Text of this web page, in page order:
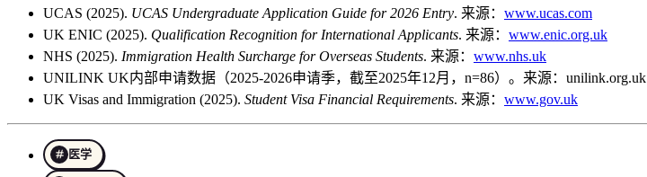
UCAS (2025). UCAS Undergraduate Application Guide for 2026 Entry. 来源： www.ucas.com
UK ENIC (2025). Qualification Recognition for International Applicants. 来源： www.enic.org.uk
NHS (2025). Immigration Health Surcharge for Overseas Students. 来源： www.nhs.uk
UNILINK UK内部申请数据（2025-2026申请季，截至2025年12月，n=86）。来源：unilink.org.uk
UK Visas and Immigration (2025). Student Visa Financial Requirements. 来源： www.gov.uk
医学